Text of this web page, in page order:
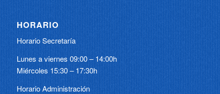
HORARIO
Horario Secretaría
Lunes a viernes 09:00 – 14:00h
Miércoles 15:30 – 17:30h
Horario Administración